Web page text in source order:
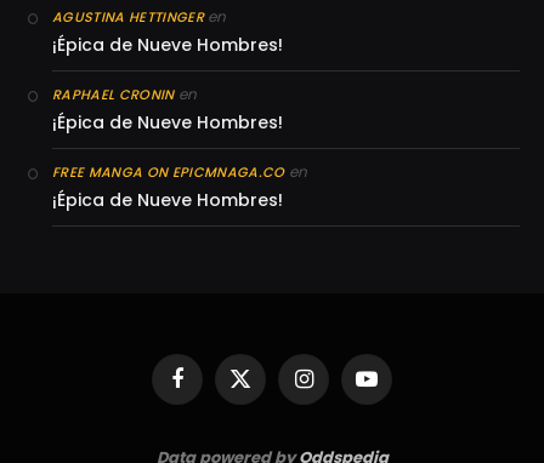
AGUSTINA HETTINGERen
¡Épica de Nueve Hombres!
RAPHAEL CRONINen
¡Épica de Nueve Hombres!
FREE MANGA ON EPICMNAGA.COen
¡Épica de Nueve Hombres!
Facebook
X
(Twitter)
InstagramYouTube
Data powered byOddspedia